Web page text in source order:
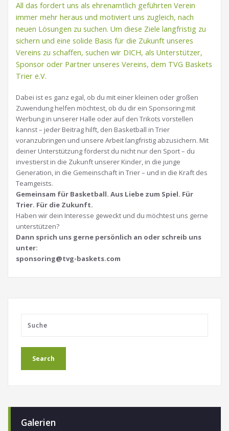
All das fordert uns als ehrenamtlich geführten Verein
immer mehr heraus und motiviert uns zugleich, nach
neuen Lösungen zu suchen. Um diese Ziele langfristig zu
sichern und eine solide Basis für die Zukunft unseres
Vereins zu schaffen, suchen wir DICH, als Unterstützer,
Sponsor oder Partner unseres Vereins, dem TVG Baskets
Trier e.V.
Dabei ist es ganz egal, ob du mit einer kleinen oder großen
Zuwendung helfen möchtest, ob du dir ein Sponsoring mit
Werbung in unserer Halle oder auf den Trikots vorstellen
kannst – jeder Beitrag hilft, den Basketball in Trier
voranzubringen und unsere Arbeit langfristig abzusichern. Mit
deiner Unterstützung förderst du nicht nur den Sport – du
investierst in die Zukunft unserer Kinder, in die junge
Generation, in die Gemeinschaft in Trier – und in die Kraft des
Teamgeists.
Gemeinsam für Basketball. Aus Liebe zum Spiel. Für
Trier. Für die Zukunft.
Haben wir dein Interesse geweckt und du möchtest uns gerne
unterstützen?
Dann sprich uns gerne persönlich an oder schreib uns
unter:
sponsoring@tvg-baskets.com
Galerien